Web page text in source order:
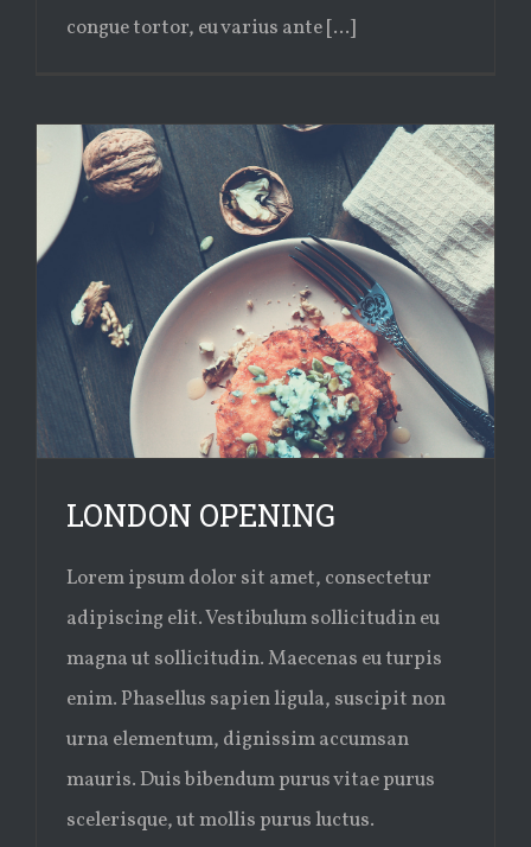
congue tortor, eu varius ante [...]
LONDON OPENING
Lorem ipsum dolor sit amet, consectetur
adipiscing elit. Vestibulum sollicitudin eu
magna ut sollicitudin. Maecenas eu turpis
enim. Phasellus sapien ligula, suscipit non
urna elementum, dignissim accumsan
mauris. Duis bibendum purus vitae purus
scelerisque, ut mollis purus luctus.